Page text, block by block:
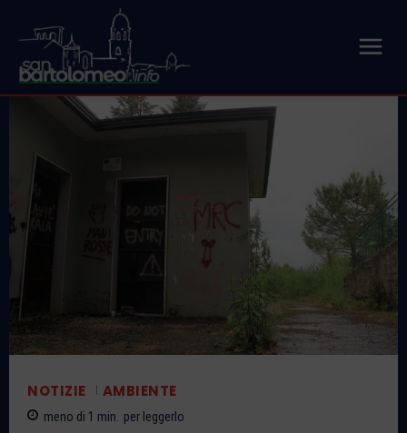
NOTIZIE AMBIENTE
meno di 1 min. per leggerlo